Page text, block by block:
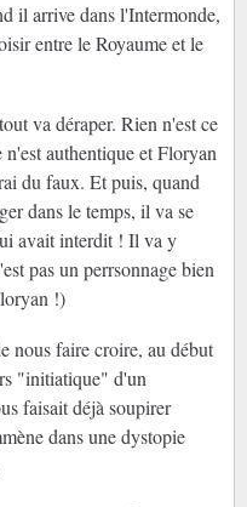
il arrive dans l'Intermonde,
entre le Royaume et le
va déraper. Rien n'est ce
authentique et Floryan
du faux. Et puis, quand
dans le temps, il va se
avait interdit ! Il va y
pas un perrsonnage bien
!)
nous faire croire, au début
"initiatique" d'un
faisait déjà soupirer
dans une dystopie